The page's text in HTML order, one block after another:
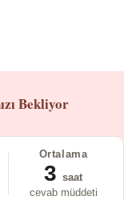
Bekliyor
Ortalama
3 saat
cevab müddeti